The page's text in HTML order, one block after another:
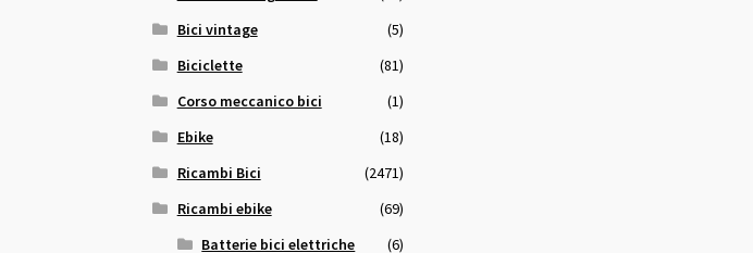
Bici vintage
(5)
Biciclette
(81)
Corso meccanico bici
(1)
Ebike
(18)
Ricambi Bici
(2471)
Ricambi ebike
(69)
Batterie bici elettriche
(6)